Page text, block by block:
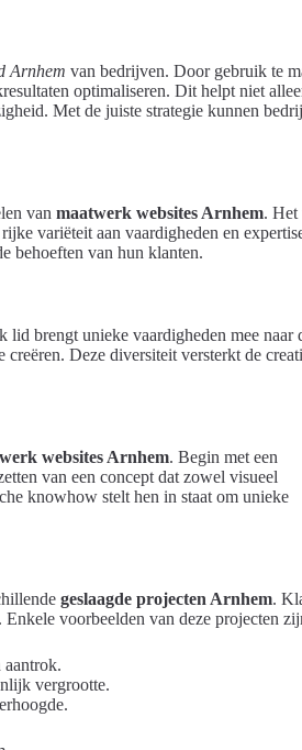
Arnhem van bedrijven. Door gebruik te
optimaliseren. Dit helpt niet
Met de juiste strategie kunnen
van maatwerk websites Arnhem. Het
variëteit aan vaardigheden en
behoeften van hun klanten.
brengt unieke vaardigheden mee naar
Deze diversiteit versterkt de
websites Arnhem. Begin met een
van een concept dat zowel visueel
knowhow stelt hen in staat om unieke
geslaagde projecten Arnhem.
voorbeelden van deze projecten
aantrok.
vergrootte.